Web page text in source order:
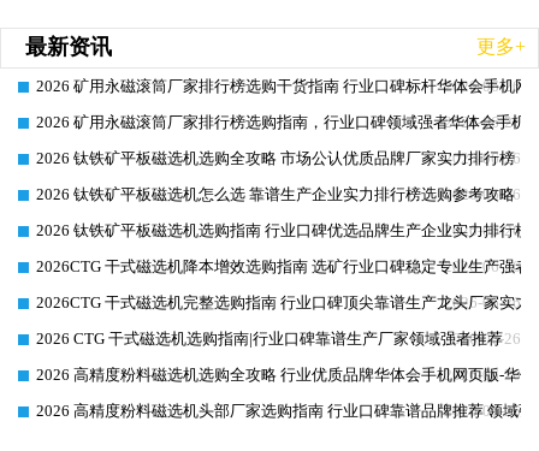
最新资讯 更多+
2026-06-26
2026 矿用永磁滚筒厂家排行榜选购干货指南 行业口碑标杆华体会手机网
2026-06-26
2026 矿用永磁滚筒厂家排行榜选购指南，行业口碑领域强者华体会手机
2026-06-26
2026 钛铁矿平板磁选机选购全攻略 市场公认优质品牌厂家实力排行榜
2026-06-26
2026 钛铁矿平板磁选机怎么选 靠谱生产企业实力排行榜选购参考攻略
2026-06-26
2026 钛铁矿平板磁选机选购指南 行业口碑优选品牌生产企业实力排行榜
2026-06-26
2026CTG 干式磁选机降本增效选购指南 选矿行业口碑稳定专业生产强者
2026-06-26
2026CTG 干式磁选机完整选购指南 行业口碑顶尖靠谱生产龙头厂家实力
2026-06-26
2026 CTG 干式磁选机选购指南|行业口碑靠谱生产厂家领域强者推荐
2026-06-26
2026 高精度粉料磁选机选购全攻略 行业优质品牌华体会手机网页版-华
2026-06-26
2026 高精度粉料磁选机头部厂家选购指南 行业口碑靠谱品牌推荐 领域